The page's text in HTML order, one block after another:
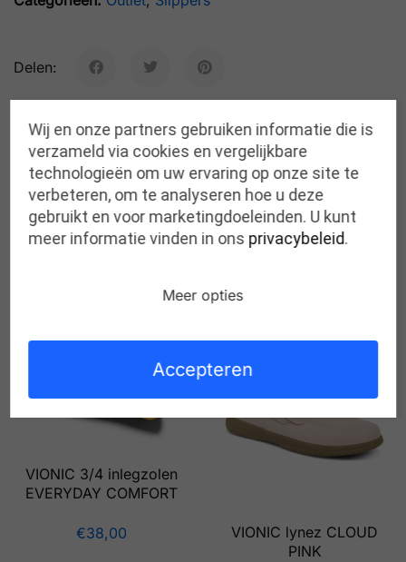
Delen:
Beschrijving Bijkomende informatie
VIONIC 3/4 inlegzolen
EVERYDAY COMFORT
€38,00
VIONIC lynez CLOUD
PINK
Wij en onze partners gebruiken informatie die is
verzameld via cookies en vergelijkbare
technologieën om uw ervaring op onze site te
verbeteren, om te analyseren hoe u deze
gebruikt en voor marketingdoeleinden. U kunt
meer informatie vinden in ons privacybeleid.
Meer opties
Accepteren